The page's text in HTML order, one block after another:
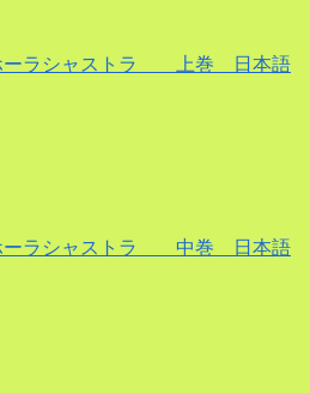
ーラシャストラ 上巻 日本語
ーラシャストラ 中巻 日本語